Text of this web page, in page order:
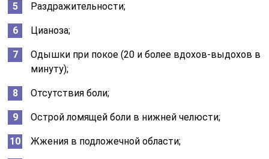
Раздражительности;
Цианоза;
Одышки при покое (20 и более вдохов-выдохов в
минуту);
Отсутствия боли;
Острой ломящей боли в нижней челюсти;
Жжения в подложечной области;